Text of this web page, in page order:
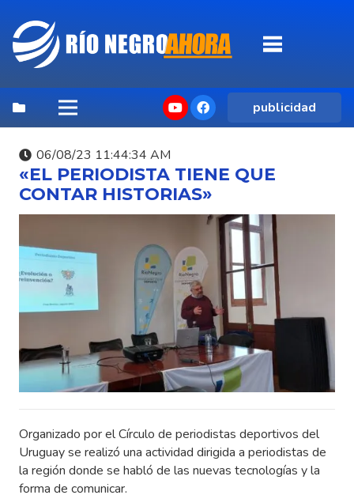
publicidad
06/08/23 11:44:34 AM
«EL PERIODISTA TIENE QUE
CONTAR HISTORIAS»
Organizado por el Círculo de periodistas deportivos del
Uruguay se realizó una actividad dirigida a periodistas de
la región donde se habló de las nuevas tecnologías y la
forma de comunicar.